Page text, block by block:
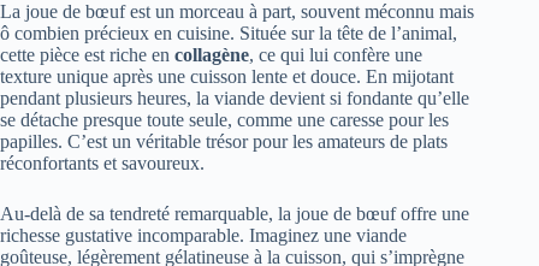
La joue de bœuf est un morceau à part, souvent méconnu mais
ô combien précieux en cuisine. Située sur la tête de l’animal,
cette pièce est riche en collagène, ce qui lui confère une
texture unique après une cuisson lente et douce. En mijotant
pendant plusieurs heures, la viande devient si fondante qu’elle
se détache presque toute seule, comme une caresse pour les
papilles. C’est un véritable trésor pour les amateurs de plats
réconfortants et savoureux.
Au-delà de sa tendreté remarquable, la joue de bœuf offre une
richesse gustative incomparable. Imaginez une viande
goûteuse, légèrement gélatineuse à la cuisson, qui s’imprègne